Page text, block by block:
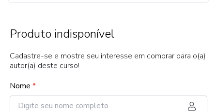
Produto indisponível
Cadastre-se e mostre seu interesse em comprar para o(a)
autor(a) deste curso!
Nome *